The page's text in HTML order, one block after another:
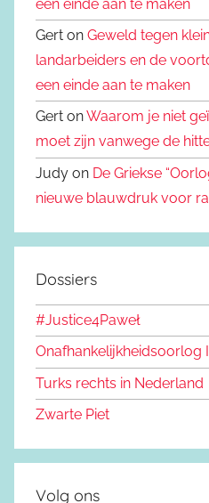
een einde aan te maken
Gert on Geweld tegen
landarbeiders en de
een einde aan te maken
Gert onWaarom je niet
moet zijn vanwege de
Judy on De Griekse
nieuwe blauwdruk voor
Dossiers
#Justice4Paweł
Onafhankelijkheidsoorlog
Turks rechts in Nederland
Zwarte Piet
Volg ons